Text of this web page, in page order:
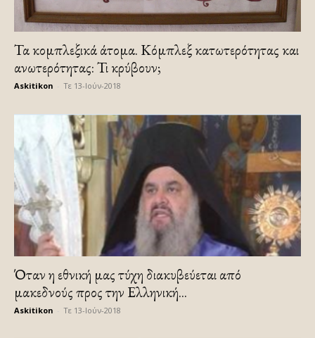
Τα κομπλεξικά άτομα. Κόμπλεξ κατωτερότητας και
ανωτερότητας: Τι κρύβουν;
Askitikon Τε 13-Ιούν-2018
Όταν η εθνική μας τύχη διακυβεύεται από
μακεδνούς προς την Ελληνική...
Askitikon Τε 13-Ιούν-2018